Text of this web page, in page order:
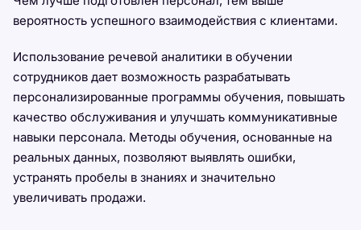
вероятность успешного взаимодействия с клиентами.
Использование речевой аналитики в обучении
сотрудников дает возможность разрабатывать
персонализированные программы обучения, повышать
качество обслуживания и улучшать коммуникативные
навыки персонала. Методы обучения, основанные на
реальных данных, позволяют выявлять ошибки,
устранять пробелы в знаниях и значительно
увеличивать продажи.